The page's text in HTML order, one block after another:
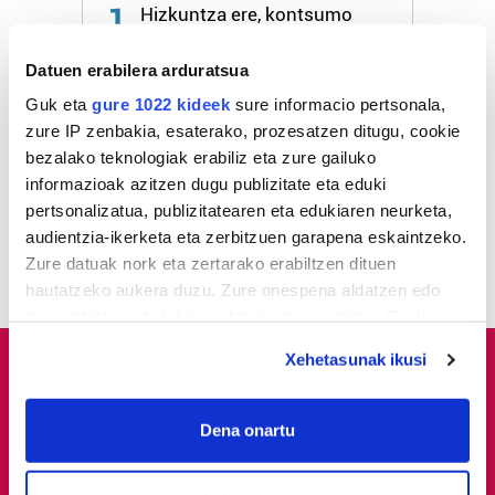
Datuen erabilera arduratsua
Guk eta gure 1022 kideek sure informacio pertsonala,
zure IP zenbakia, esaterako, prozesatzen ditugu, cookie
bezalako teknologiak erabiliz eta zure gailuko
informazioak azitzen dugu publizitate eta eduki
pertsonalizatua, publizitatearen eta edukiaren neurketa,
audientzia-ikerketa eta zerbitzuen garapena eskaintzeko.
Zure datuak nork eta zertarako erabiltzen dituen
hautatzeko aukera duzu. Zure onespena aldatzen edo
If you allow, we would also like to:
Collect information about your geographical
Xehetasunak ikusi
Dena onartu
1
Hizkuntza ere, kontsumo
2
Aste Nagusiko azpiegitura
muntatzen hasi dira
Donostiako Piratak
3
Gure Bideak Altzako Ermita
aldaparen egoera aldatu
dezan eskatu dio udalari